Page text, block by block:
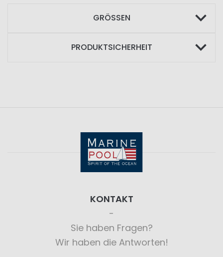
GRÖSSEN
PRODUKTSICHERHEIT
KONTAKT
Sie haben Fragen?
Wir haben die Antworten!